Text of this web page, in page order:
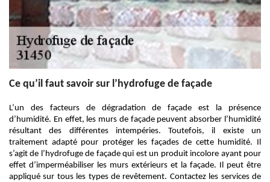
Ce qu’il faut savoir sur l’hydrofuge de façade
L’un des facteurs de dégradation de façade est la présence
d’humidité. En effet, les murs de façade peuvent absorber l’humidité
résultant des différentes intempéries. Toutefois, il existe un
traitement adapté pour protéger les façades de cette humidité. Il
s’agit de l’hydrofuge de façade qui est un produit incolore ayant pour
effet d’imperméabiliser les murs extérieurs et la façade. Il peut être
appliqué sur tous les types de revêtement. Contactez les services de